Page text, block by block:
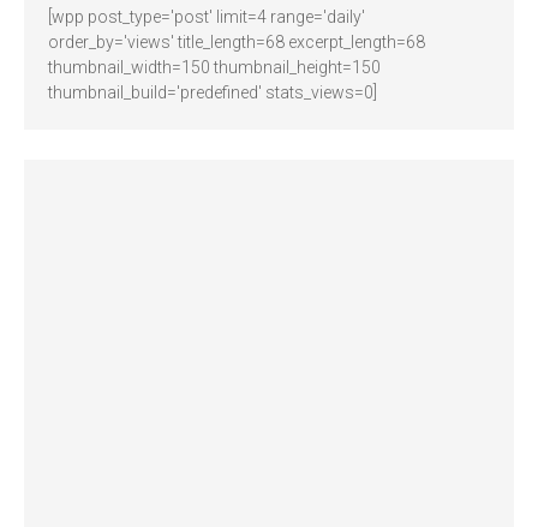
[wpp post_type='post' limit=4 range='daily'
order_by='views' title_length=68 excerpt_length=68
thumbnail_width=150 thumbnail_height=150
thumbnail_build='predefined' stats_views=0]